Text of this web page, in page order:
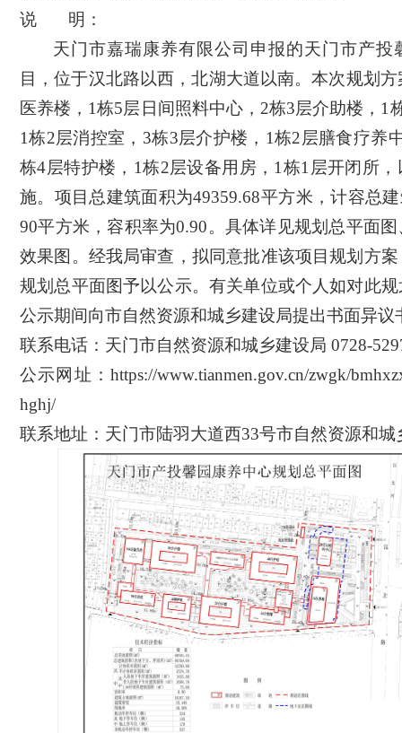
说
明：
天门市嘉瑞康养有限公司申报的天门市产投
目，位于汉北路以西，北湖大道以南。本次规划
医养楼，1栋5层日间照料中心，2栋3层介助楼，1
1栋2层消控室，3栋3层介护楼，1栋2层膳食疗养
栋4层特护楼，1栋2层设备用房，1栋1层开闭所
施。项目总建筑面积为49359.68平方米，计容总
90平方米 ，容积率为0.90。 具体详见规划总平面
效果图。经我局审查，拟同意批准该项目规划方
规划总平面图予以公示。有关单位或个人如对此
公示期间向市自然资源和城乡建设局提出书面异议
联系电话：天门市自然资源和城乡建设局 0728-
公示网址： https://www.tianmen.gov.cn/zwgk/
hghj/
联系地址：天门市陆羽大道西33号市自然资源和城